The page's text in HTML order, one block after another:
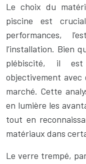
Le choix du
piscine est
performances,
l’installation. Bien
plébiscité, il
objectivement avec
marché. Cette
en lumière les
tout en
matériaux dans
Le verre trempé,